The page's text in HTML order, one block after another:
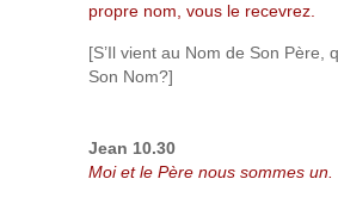
propre nom, vous le recevrez.
[S’Il vient au Nom de Son Père,
Son Nom?]
Jean 10.30
Moi et le Père nous sommes un.